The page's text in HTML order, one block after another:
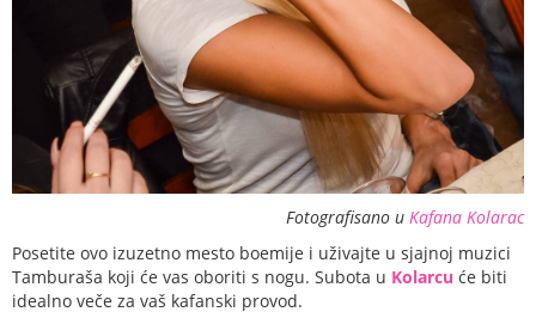
Fotografisano u Kafana Kolarac
Posetite ovo izuzetno mesto boemije i uživajte u sjajnoj muzici
Tamburaša koji će vas oboriti s nogu. Subota u Kolarcu će biti
idealno veče za vaš kafanski provod.